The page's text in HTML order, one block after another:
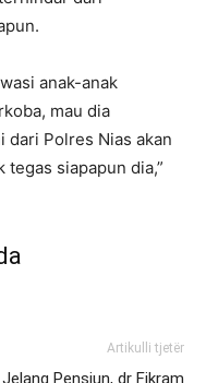
anak-anak
mau dia
dari Polres Nias akan
siapapun dia,”
Artikulli tjetër
Jelang Pensiun, dr Fikram